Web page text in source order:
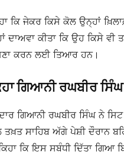
ਕਿ ਜੇਕਰ ਕਿਸੇ ਕੋਲ ਉਨ੍ਹਾਂ
ਦਾਅਵਾ ਕੀਤਾ ਕਿ ਉਹ ਕਿਸੇ
ਕਰਨ ਲਈ ਤਿਆਰ ਹਨ।
ਗਿਆਨੀ ਰਘਬੀਰ
ਗਿਆਨੀ ਰਘਬੀਰ ਸਿੰਘ ਨੇ
ਸਾਹਿਬ ਅੱਗੇ ਪੇਸ਼ੀ ਦੌਰਾਨ
ਕਿ ਇਸ ਸਬੰਧੀ ਦਿੱਤਾ